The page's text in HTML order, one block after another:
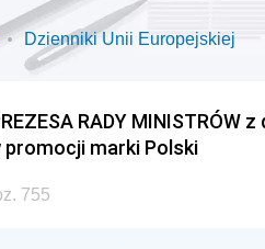
Dzienniki Unii Europejskiej
RADY MINISTRÓW
promocji marki Polski
755